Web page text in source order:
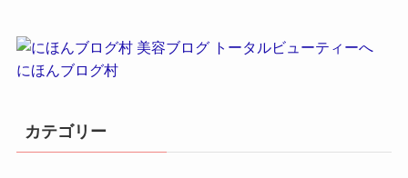
にほんブログ村
カテゴリー